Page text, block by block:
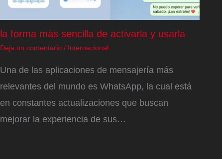
la forma más sencilla de activarla y usarla
Deja un comentario / Internacional
Una de las aplicaciones de mensajería más
relevantes del mundo es WhatsApp, la cual está
en constantes actualizaciones que buscan
mejorar la experiencia de sus…